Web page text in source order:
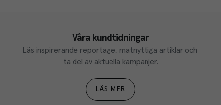
Våra kundtidningar
Läs inspirerande reportage, matnyttiga artiklar och
ta del av aktuella kampanjer.
LÄS MER